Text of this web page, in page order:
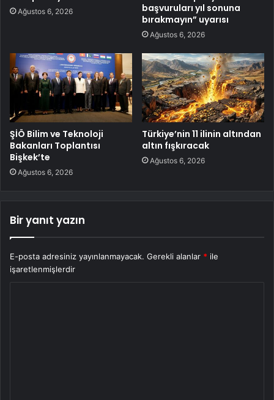
Ağustos 6, 2026
başvuruları yıl sonuna
bırakmayın” uyarısı
Ağustos 6, 2026
ŞİÖ Bilim ve Teknoloji
Bakanları Toplantısı
Bişkek’te
Ağustos 6, 2026
Türkiye’nin 11 ilinin altından
altın fışkıracak
Ağustos 6, 2026
Bir yanıt yazın
E-posta adresiniz yayınlanmayacak. Gerekli alanlar * ile
işaretlenmişlerdir